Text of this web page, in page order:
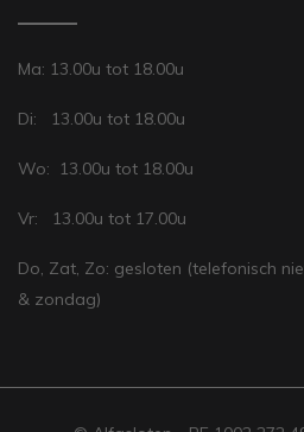
Ma: 13.00u tot 18.00u
Di: 13.00u tot 18.00u
Wo: 13.00u tot 18.00u
Vr: 13.00u tot 17.00u
Do, Zat, Zo: gesloten (telefonisch
& zondag)